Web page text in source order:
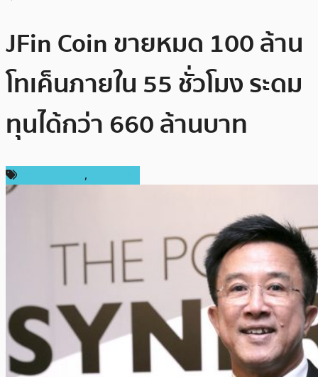
JFin Coin ขายหมด 100 ล้าน
โทเค็นภายใน 55 ชั่วโมง ระดม
ทุนได้กว่า 660 ล้านบาท
,